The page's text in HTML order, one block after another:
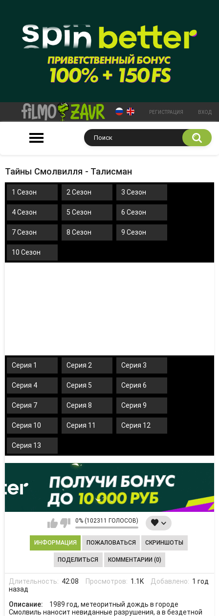
РЕГИСТРАЦИЯ ВХОД
Тайны Смолвилля - Талисман
1 Сезон 2 Сезон 3 Сезон
4 Сезон 5 Сезон 6 Сезон
7 Сезон 8 Сезон 9 Сезон
10 Сезон
Серия 1 Серия 2 Серия 3
Серия 4 Серия 5 Серия 6
Серия 7 Серия 8 Серия 9
Серия 10 Серия 11 Серия 12
Серия 13
0% (102311 ГОЛОСОВ)
ИНФОРМАЦИЯ ПОЖАЛОВАТЬСЯ СКРИНШОТЫ
ПОДЕЛИТЬСЯ КОММЕНТАРИИ (0)
Длительность: 42:08 Просмотров: 1.1K Добавлено: 1 год
назад
Описание:
1989 год, метеоритный дождь в городе
Смолвиль наносит невиданные разрушения, а в бездетной